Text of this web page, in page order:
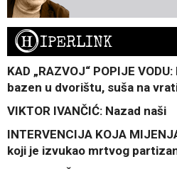
HIPERLINK
KAD „RAZVOJ“ POPIJE
bazen u dvorištu, suša na
VIKTOR IVANČIĆ: Nazad naši
INTERVENCIJA KOJA
koji je izvukao mrtvog